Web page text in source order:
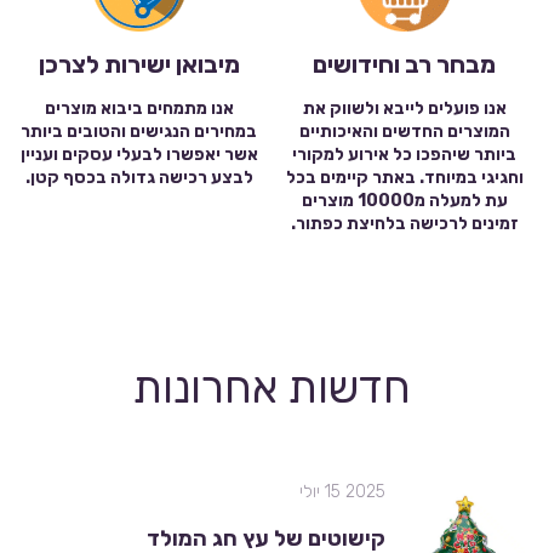
מבחר רב וחידושים
אנו פועלים לייבא ולשווק את
המוצרים החדשים והאיכותיים
ביותר שיהפכו כל אירוע למקורי
וחגיגי במיוחד. באתר קיימים בכל
עת למעלה מ10000 מוצרים
זמינים לרכישה בלחיצת כפתור.
מיבואן ישירות לצרכן
אנו מתמחים ביבוא מוצרים
במחירים הנגישים והטובים ביותר
אשר יאפשרו לבעלי עסקים ועניין
לבצע רכישה גדולה בכסף קטן.
חדשות אחרונות
2025 15 יולי
קישוטים של עץ חג המולד